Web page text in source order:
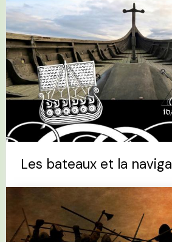
Les bateaux et la